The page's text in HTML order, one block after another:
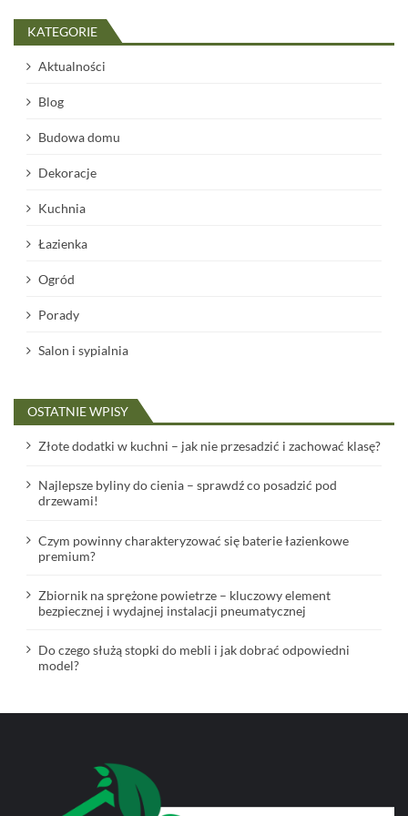
KATEGORIE
Aktualności
Blog
Budowa domu
Dekoracje
Kuchnia
Łazienka
Ogród
Porady
Salon i sypialnia
OSTATNIE WPISY
Złote dodatki w kuchni – jak nie przesadzić i zachować klasę?
Najlepsze byliny do cienia – sprawdź co posadzić pod
drzewami!
Czym powinny charakteryzować się baterie łazienkowe
premium?
Zbiornik na sprężone powietrze – kluczowy element
bezpiecznej i wydajnej instalacji pneumatycznej
Do czego służą stopki do mebli i jak dobrać odpowiedni
model?